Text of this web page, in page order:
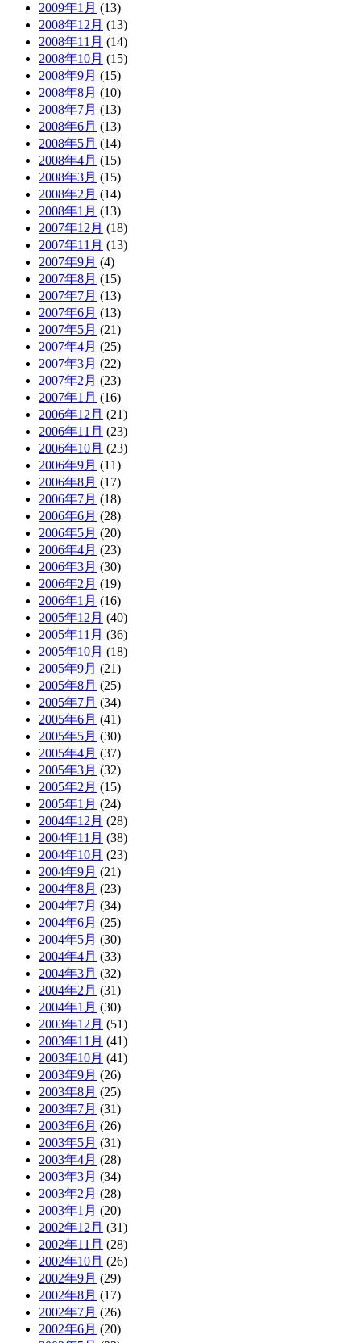
2009年1月 (13)
2008年12月 (13)
2008年11月 (14)
2008年10月 (15)
2008年9月 (15)
2008年8月 (10)
2008年7月 (13)
2008年6月 (13)
2008年5月 (14)
2008年4月 (15)
2008年3月 (15)
2008年2月 (14)
2008年1月 (13)
2007年12月 (18)
2007年11月 (13)
2007年9月 (4)
2007年8月 (15)
2007年7月 (13)
2007年6月 (13)
2007年5月 (21)
2007年4月 (25)
2007年3月 (22)
2007年2月 (23)
2007年1月 (16)
2006年12月 (21)
2006年11月 (23)
2006年10月 (23)
2006年9月 (11)
2006年8月 (17)
2006年7月 (18)
2006年6月 (28)
2006年5月 (20)
2006年4月 (23)
2006年3月 (30)
2006年2月 (19)
2006年1月 (16)
2005年12月 (40)
2005年11月 (36)
2005年10月 (18)
2005年9月 (21)
2005年8月 (25)
2005年7月 (34)
2005年6月 (41)
2005年5月 (30)
2005年4月 (37)
2005年3月 (32)
2005年2月 (15)
2005年1月 (24)
2004年12月 (28)
2004年11月 (38)
2004年10月 (23)
2004年9月 (21)
2004年8月 (23)
2004年7月 (34)
2004年6月 (25)
2004年5月 (30)
2004年4月 (33)
2004年3月 (32)
2004年2月 (31)
2004年1月 (30)
2003年12月 (51)
2003年11月 (41)
2003年10月 (41)
2003年9月 (26)
2003年8月 (25)
2003年7月 (31)
2003年6月 (26)
2003年5月 (31)
2003年4月 (28)
2003年3月 (34)
2003年2月 (28)
2003年1月 (20)
2002年12月 (31)
2002年11月 (28)
2002年10月 (26)
2002年9月 (29)
2002年8月 (17)
2002年7月 (26)
2002年6月 (20)